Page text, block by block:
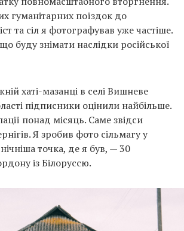
гуманітарних поїздок до
та сіл я фотографував уже частіше.
буду знімати наслідки російської
хаті-мазанці в селі Вишневе
підписники оцінили найбільше.
понад місяць. Саме звідси
Я зробив фото сільмагу у
точка, де я був, — 30
із Білоруссю.